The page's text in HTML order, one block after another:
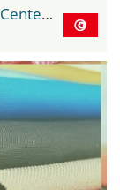
Exhibition Parc & International Trade Center Le Kram